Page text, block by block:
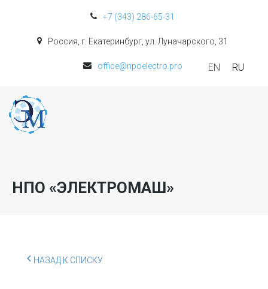
+7 (343) 286-65-31
Россия, г. Екатеринбург, ул. Луначарского, 31
office@npoelectro.pro EN RU
НПО «ЭЛЕКТРОМАШ»
НАЗАД К СПИСКУ